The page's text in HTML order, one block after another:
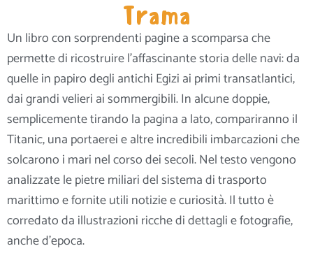
Trama
Un libro con sorprendenti pagine a scomparsa che
permette di ricostruire l’affascinante storia delle navi: da
quelle in papiro degli antichi Egizi ai primi transatlantici,
dai grandi velieri ai sommergibili. In alcune doppie,
semplicemente tirando la pagina a lato, compariranno il
Titanic, una portaerei e altre incredibili imbarcazioni che
solcarono i mari nel corso dei secoli. Nel testo vengono
analizzate le pietre miliari del sistema di trasporto
marittimo efornite utili notizie e curiosità. Il tutto è
corredato da illustrazioni ricche di dettagli e fotografie,
anche d’epoca.